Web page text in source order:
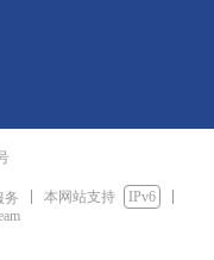
务 本网站支持
IPv6